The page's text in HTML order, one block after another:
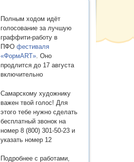
Карта сайта
Полным ходом идёт
голосование за лучшую
граффити-работу в
ПФО фестиваля
«ФормART». Оно
продлится до 17 августа
включительно
Самарскому художнику
важен твой голос! Для
этого тебе нужно сделать
бесплатный звонок на
номер 8 (800) 301-50-23 и
указать номер 12
Подробнее с работами,